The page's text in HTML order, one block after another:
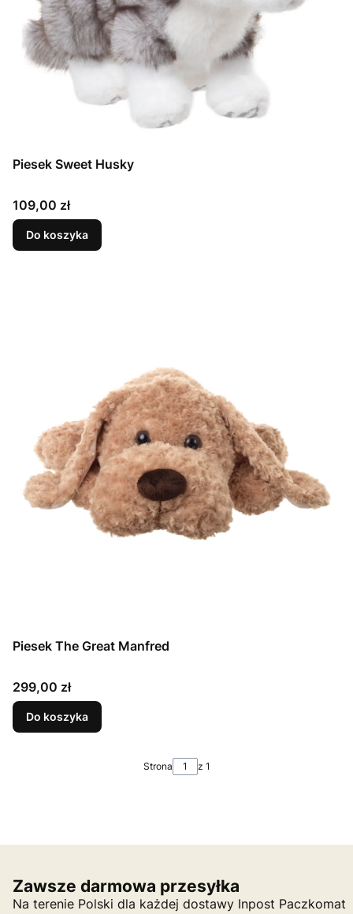
Piesek Sweet Husky
Cena
109,00 zł
Do koszyka
Piesek The Great Manfred
Cena
299,00 zł
Do koszyka
Strona z 1
Zawsze darmowa przesyłka
Na terenie Polski dla każdej dostawy Inpost Paczkomat